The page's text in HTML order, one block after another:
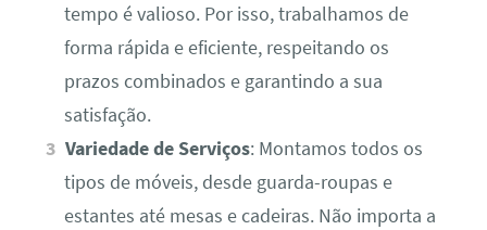
tempo é valioso. Por isso, trabalhamos de
forma rápida e eficiente, respeitando os
prazos combinados e garantindo a sua
satisfação.
Variedade de Serviços: Montamos todos os
tipos de móveis, desde guarda-roupas e
estantes até mesas e cadeiras. Não importa a